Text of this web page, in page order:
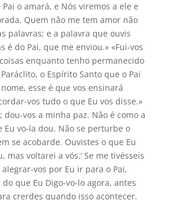
o amará, e Nós viremos a ele e
Quem não me tem amor não
palavras; e a palavra que ouvis
é do Pai, que me enviou.» «Fui-vos
enquanto tenho permanecido
o Espírito Santo que o Pai
esse é que vos ensinará
vos tudo o que Eu vos disse.»
dou-vos a minha paz. Não é como a
Eu vo-la dou. Não se perturbe o
se acobarde. Ouvistes o que Eu
mas voltarei a vós.’ Se me tivésseis
vos por Eu ir para o Pai,
do que Eu Digo-vo-lo agora, antes
crerdes quando isso acontecer.